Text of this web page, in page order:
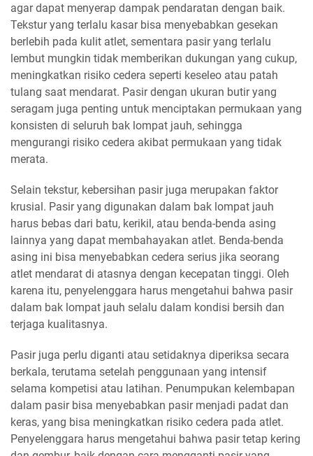
agar dapat menyerap dampak pendaratan dengan baik.
Tekstur yang terlalu kasar bisa menyebabkan gesekan
berlebih pada kulit atlet, sementara pasir yang terlalu
lembut mungkin tidak memberikan dukungan yang cukup,
meningkatkan risiko cedera seperti keseleo atau patah
tulang saat mendarat. Pasir dengan ukuran butir yang
seragam juga penting untuk menciptakan permukaan yang
konsisten di seluruh bak lompat jauh, sehingga
mengurangi risiko cedera akibat permukaan yang tidak
merata.
Selain tekstur, kebersihan pasir juga merupakan faktor
krusial. Pasir yang digunakan dalam bak lompat jauh
harus bebas dari batu, kerikil, atau benda-benda asing
lainnya yang dapat membahayakan atlet. Benda-benda
asing ini bisa menyebabkan cedera serius jika seorang
atlet mendarat di atasnya dengan kecepatan tinggi. Oleh
karena itu, penyelenggara harus mengetahui bahwa pasir
dalam bak lompat jauh selalu dalam kondisi bersih dan
terjaga kualitasnya.
Pasir juga perlu diganti atau setidaknya diperiksa secara
berkala, terutama setelah penggunaan yang intensif
selama kompetisi atau latihan. Penumpukan kelembapan
dalam pasir bisa menyebabkan pasir menjadi padat dan
keras, yang bisa meningkatkan risiko cedera pada atlet.
Penyelenggara harus mengetahui bahwa pasir tetap kering